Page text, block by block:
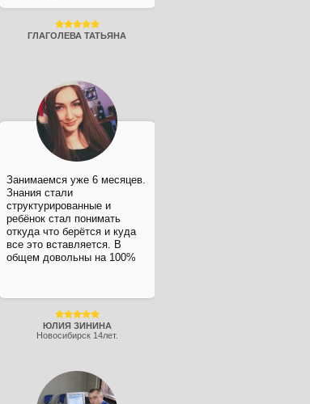
ГЛАГОЛЕВА ТАТЬЯНА
Занимаемся уже 6 месяцев.
Знания стали
структурированные и
ребёнок стал понимать
откуда что берётся и куда
все это вставляется. В
общем довольны на 100%
ЮЛИЯ ЗИНИНА
Новосибирск 14лет.